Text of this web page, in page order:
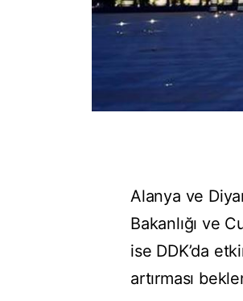
Alanya ve
Bakanlığı ve
ise DDK’da
artırması